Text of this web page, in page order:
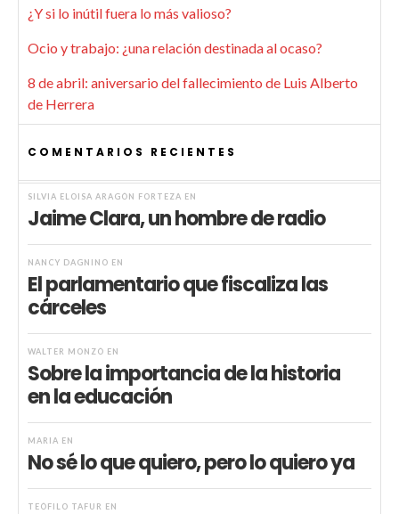
¿Y si lo inútil fuera lo más valioso?
Ocio y trabajo: ¿una relación destinada al ocaso?
8 de abril: aniversario del fallecimiento de Luis Alberto
de Herrera
COMENTARIOS RECIENTES
SILVIA ELOISA ARAGÓN FORTEZA EN
Jaime Clara, un hombre de radio
NANCY DAGNINO EN
El parlamentario que fiscaliza las
cárceles
WALTER MONZÓ EN
Sobre la importancia de la historia
en la educación
MARIA EN
No sé lo que quiero, pero lo quiero ya
TEÓFILO TAFUR EN